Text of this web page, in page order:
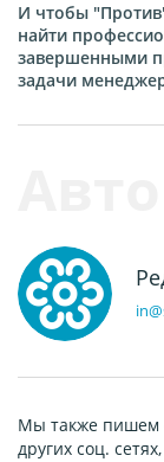
И чтобы
найти
завершенными
задачи
Мы также пишем
других соц.